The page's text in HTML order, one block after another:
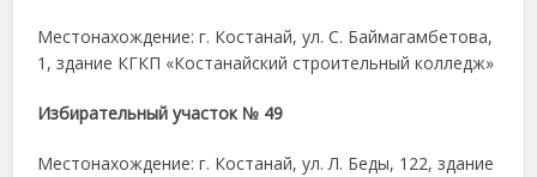
Местонахождение: г. Костанай, ул. С. Баймагамбетова,
1, здание КГКП «Костанайский строительный колледж»
Избирательный участок № 49
Местонахождение: г. Костанай, ул. Л. Беды, 122, здание